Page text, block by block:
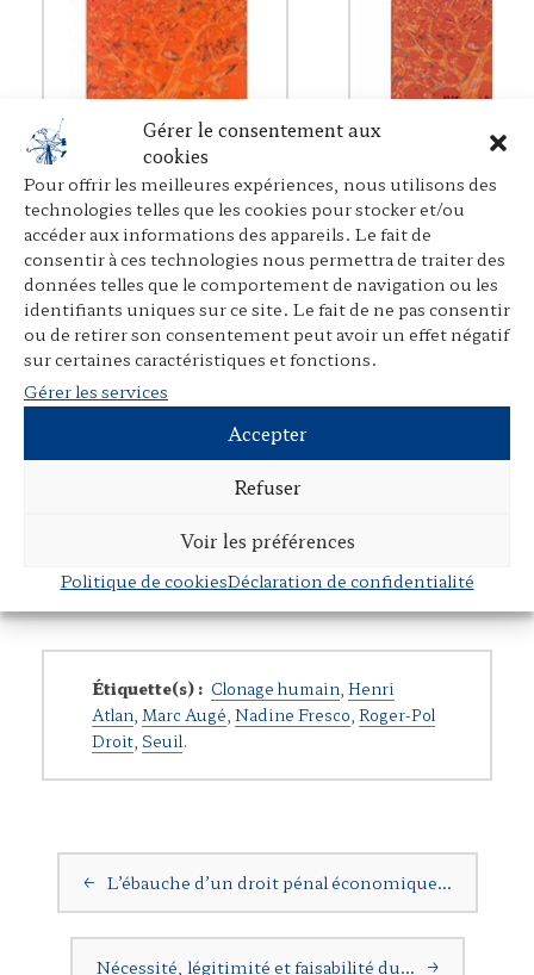
Gérer le consentement aux
cookies
Pour offrir les meilleures expériences, nous utilisons des
technologies telles que les cookies pour stocker et/ou
accéder aux informations des appareils. Le fait de
consentir à ces technologies nous permettra de traiter des
données telles que le comportement de navigation ou les
identifiants uniques sur ce site. Le fait de ne pas consentir
ou de retirer son consentement peut avoir un effet négatif
sur certaines caractéristiques et fonctions.
Gérer les services
Accepter
Refuser
Voir les préférences
Politique de cookiesDéclaration de confidentialité
Clonage humain – Droits
et sociétés – Étude
franco-chinoise III
Clonage humain –
et sociétés – Étude
franco-chinoise II
P
r
i
n
t
E
m
a
i
l
P
a
r
t
g
Pour citer ce texte :Portanguen,
. « Certitude et incertitudes du
https://laboussoledespossibles.fr/?p=2834
Étiquette(s) : Clonage humain Henri
Atlan Marc Augé Nadine Fresco Roger-Pol
Droit Seuil.
← L’ébauche d’un droit pénal économique…
Nécessité, légitimité et faisabilité du… →